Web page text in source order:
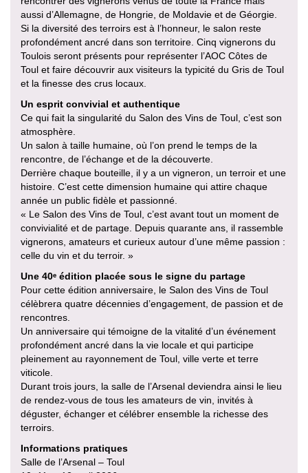
aussi d’Allemagne, de Hongrie, de Moldavie et de Géorgie.
Si la diversité des terroirs est à l’honneur, le salon reste
profondément ancré dans son territoire. Cinq vignerons du
Toulois seront présents pour représenter l’AOC Côtes de
Toul et faire découvrir aux visiteurs la typicité du Gris de Toul
et la finesse des crus locaux.
Un esprit convivial et authentique
Ce qui fait la singularité du Salon des Vins de Toul, c’est son
atmosphère.
Un salon à taille humaine, où l’on prend le temps de la
rencontre, de l’échange et de la découverte.
Derrière chaque bouteille, il y a un vigneron, un terroir et une
histoire. C’est cette dimension humaine qui attire chaque
année un public fidèle et passionné.
« Le Salon des Vins de Toul, c’est avant tout un moment de
convivialité et de partage. Depuis quarante ans, il rassemble
vignerons, amateurs et curieux autour d’une même passion :
celle du vin et du terroir. »
Une 40ᵉ édition placée sous le signe du partage
Pour cette édition anniversaire, le Salon des Vins de Toul
célèbrera quatre décennies d’engagement, de passion et de
rencontres.
Un anniversaire qui témoigne de la vitalité d’un événement
profondément ancré dans la vie locale et qui participe
pleinement au rayonnement de Toul, ville verte et terre
viticole.
Durant trois jours, la salle de l’Arsenal deviendra ainsi le lieu
de rendez-vous de tous les amateurs de vin, invités à
déguster, échanger et célébrer ensemble la richesse des
terroirs.
Informations pratiques
Salle de l’Arsenal – Toul